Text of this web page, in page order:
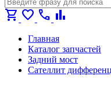
shopping_cart favorite call bar_chart
Главная
Каталог запчастей
Задний мост
Сателлит